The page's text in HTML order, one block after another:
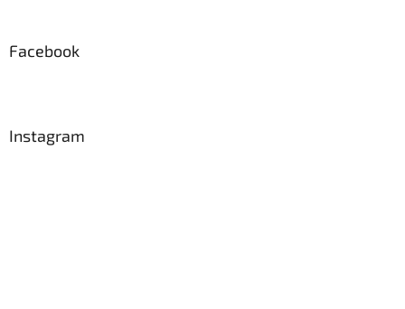
Facebook
Instagram